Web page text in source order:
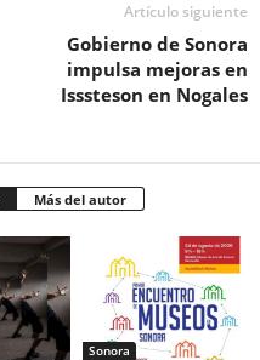
Artículo siguiente
Gobierno de Sonora
impulsa mejoras en
Isssteson en Nogales
Más del autor
Sonora